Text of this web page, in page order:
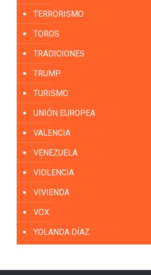
TERRORISMO
TOROS
TRADICIONES
TRUMP
TURISMO
UNIÓN EUROPEA
VALENCIA
VENEZUELA
VIOLENCIA
VIVIENDA
VOX
YOLANDA DÍAZ